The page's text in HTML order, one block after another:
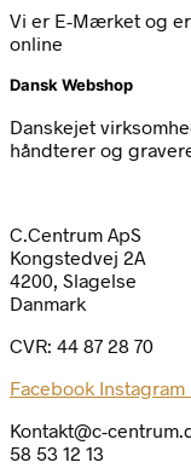
Vi er E-Mærket og
online
Dansk Webshop
Danskejet
håndterer og
C.Centrum ApS
Kongstedvej 2A
4200, Slagelse
Danmark
CVR: 44 87 28 70
Facebook Instagram
Kontakt@c-
58 53 12 13